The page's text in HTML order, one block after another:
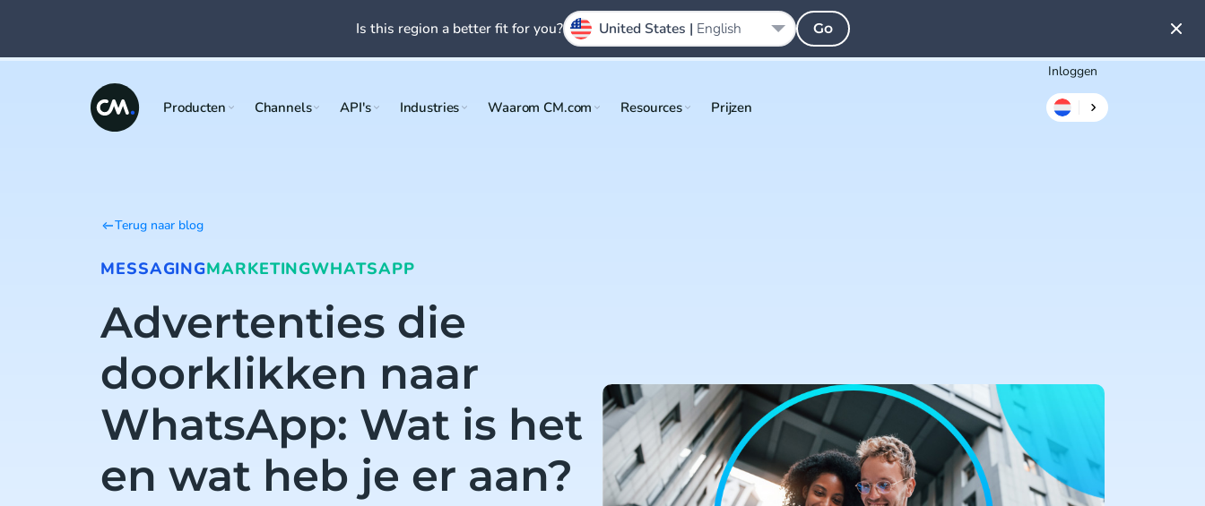
Inloggen
Producten Channels API's Industries Waarom CM.com Resources Prijzen
Terug naar blog
MESSAGINGMARKETINGWHATSAPP
Advertenties die
doorklikken naar
WhatsApp: Wat is het
en wat heb je er aan?
Is this region a better fit for you? United States | English Go